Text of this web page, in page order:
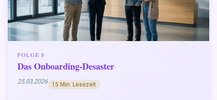
FOLGE 8
Das Onboarding-Desaster
25.03.2026 15 Min. Lesezeit